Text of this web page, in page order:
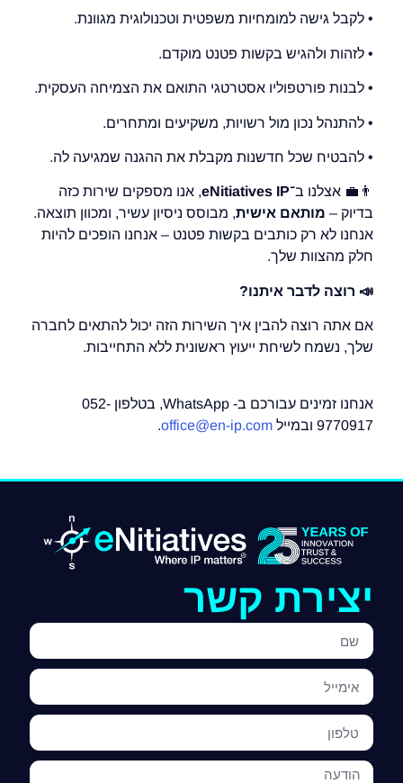
• לקבל גישה למומחיות משפטית וטכנולוגית מגוונת.
• לזהות ולהגיש בקשות פטנט מוקדם.
• לבנות פורטפוליו אסטרטגי התואם את הצמיחה העסקית.
• להתנהל נכון מול רשויות, משקיעים ומתחרים.
• להבטיח שכל חדשנות מקבלת את ההגנה שמגיעה לה.
👨‍💼 אצלנו ב־eNitiatives IP, אנו מספקים שירות כזה
בדיוק – מותאם אישית, מבוסס ניסיון עשיר, ומכוון תוצאה.
אנחנו לא רק כותבים בקשות פטנט – אנחנו הופכים להיות
חלק מהצוות שלך.
📣 רוצה לדבר איתנו?
אם אתה רוצה להבין איך השירות הזה יכול להתאים לחברה
שלך, נשמח לשיחת ייעוץ ראשונית ללא התחייבות.
אנחנו זמינים עבורכם ב- WhatsApp, בטלפון 052-
9770917 ובמייל
office@en-ip.com
.
יצירת קשר